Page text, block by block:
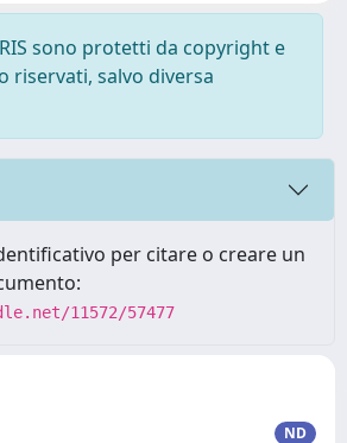
sono protetti da copyright e
riservati, salvo diversa
per citare o creare un
11572/57477
ND